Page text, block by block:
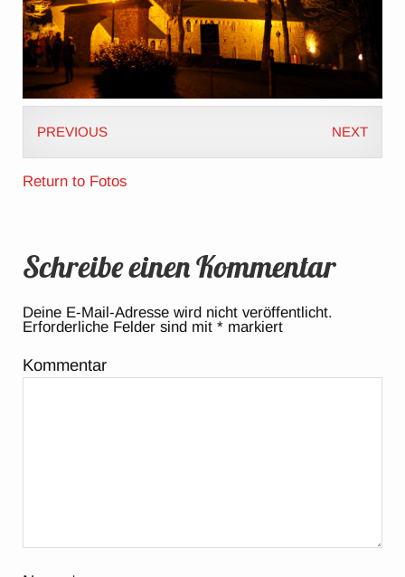
PREVIOUS NEXT
Return to Fotos
Schreibe einen Kommentar
Deine E-Mail-Adresse wird nicht veröffentlicht.
Erforderliche Felder sind mit* markiert
Kommentar